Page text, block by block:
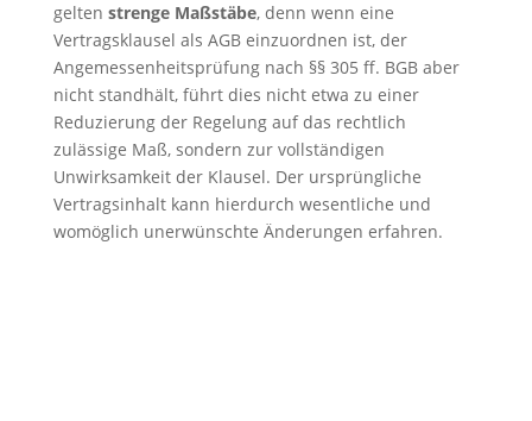
gelten strenge Maßstäbe, denn wenn eine
Vertragsklausel als AGB einzuordnen ist, der
Angemessenheitsprüfung nach §§ 305 ff. BGB aber
nicht standhält, führt dies nicht etwa zu einer
Reduzierung der Regelung auf das rechtlich
zulässige Maß, sondern zur vollständigen
Unwirksamkeit der Klausel. Der ursprüngliche
Vertragsinhalt kann hierdurch wesentliche und
womöglich unerwünschte Änderungen erfahren.